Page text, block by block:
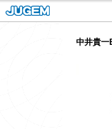
中井貴一